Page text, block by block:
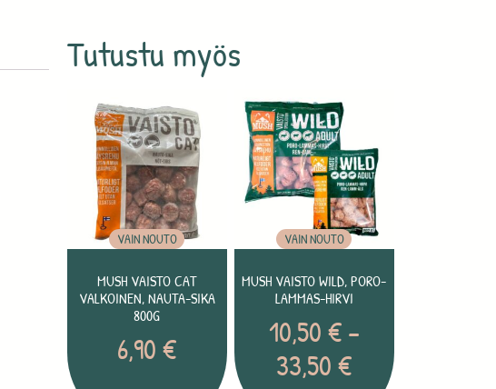
Tutustu myös
VAIN NOUTO
MUSH VAISTO CAT
VALKOINEN, NAUTA-SIKA
800G
6,90€
VAIN NOUTO
MUSH VAISTO WILD, PORO-
LAMMAS-HIRVI
10,50€–
33,50€